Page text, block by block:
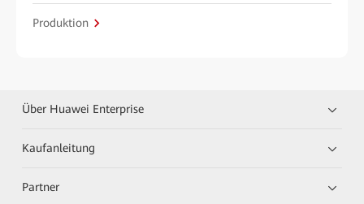
Produktion
Über Huawei Enterprise
Kaufanleitung
Partner